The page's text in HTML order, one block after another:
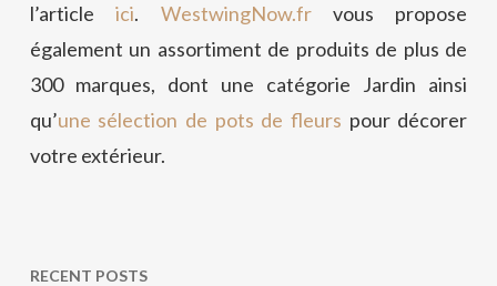
l’articleici. WestwingNow.frvous propose
également un assortiment de produits de plus de
300 marques, dont une catégorie Jardin ainsi
qu’une sélection de pots de fleurs pour décorer
votre extérieur.
RECENT POSTS